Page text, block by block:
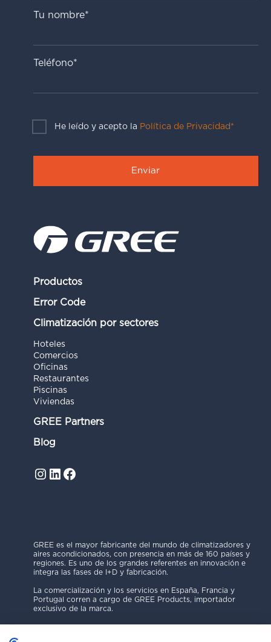
Tu nombre*
Teléfono*
He leído y acepto la Política de Privacidad*
Productos
Error Code
Climatización por sectores
Hoteles
Comercios
Oficinas
Restaurantes
Piscinas
Viviendas
GREE Partners
Blog
Instagram
LinkedIn
Facebook
GREE es el mayor fabricante del mundo de climatizadores y
aires acondicionados, con presencia en más de 160 países y
regiones. Es uno de los grandes referentes en innovación e
integra las fases de I+D y fabricación.
La comercialización y los servicios en España, Francia y
Portugal corren a cargo de GREE Products, importador
exclusivo de la marca.